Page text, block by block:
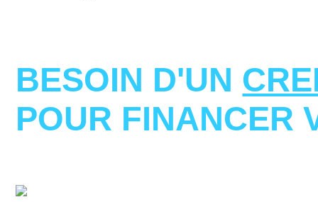
BESOIN D'UN
POUR FINANCER